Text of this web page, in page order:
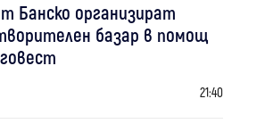
Банско организират
базар в помощ
21:40